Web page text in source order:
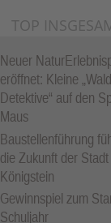
TOP
Neuer
eröffnet: Kleine
Detektive“ auf den
Maus
Baustellenführung
die Zukunft der Stadt
Königstein
Gewinnspiel zum
Schuljahr